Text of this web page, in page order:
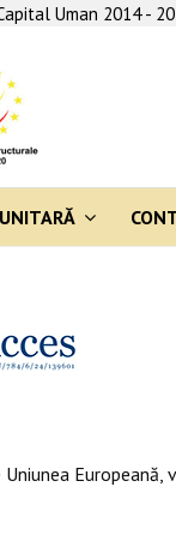
Uman 2014 -
Europeană,